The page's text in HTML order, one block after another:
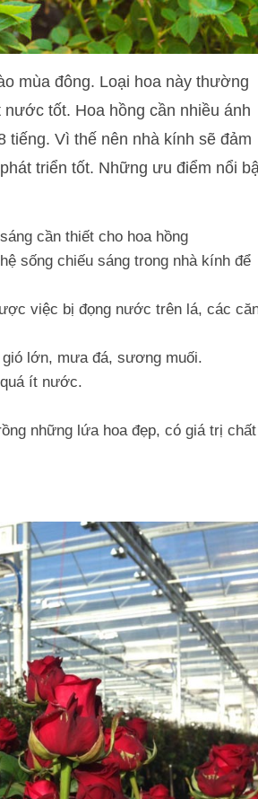
mùa đông. Loại hoa này thường
tốt. Hoa hồng cần nhiều ánh
tiếng. Vì thế nên nhà kính sẽ đảm
triển tốt. Những ưu điểm nổi
cần thiết cho hoa hồng
sống chiếu sáng trong nhà kính để
việc bị đọng nước trên lá, các
lớn, mưa đá, sương muối.
ít nước.
những lứa hoa đẹp, có giá trị chất